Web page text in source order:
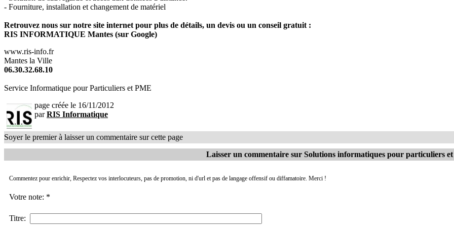
- Fourniture, installation et changement de matériel
Retrouvez nous sur notre site internet pour plus de détails, un devis ou un conseil gratuit :
RIS INFORMATIQUE Mantes (sur Google)
www.ris-info.fr
Mantes la Ville
06.30.32.68.10
Service Informatique pour Particuliers et PME
page créée le 16/11/2012
parRIS Informatique
Soyer le premier à laisser un commentaire sur cette page
Laisser un commentaire sur Solutions informatiques pour particuliers
Commentez pour enrichir, Respectez vos interlocuteurs, pas de promotion, ni d'url et pas de langage offensif ou diffamatoire. Merci !
Votre note: *
Titre: